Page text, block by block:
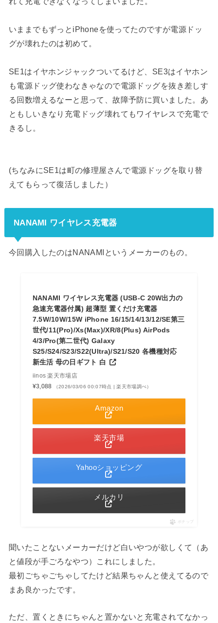
いままでもずっとiPhoneを使ってたのですが電源ドッ
グが壊れたのは初めて。
SE1はイヤホンジャックついてるけど、SE3はイヤホン
も電源ドッグ使わなきゃなので電源ドッグを抜き差しす
る回数増えるなーと思って、故障予防に買いました。あ
ともしいきなり充電ドッグ壊れてもワイヤレスで充電で
きるし。
(ちなみにSE1は町の修理屋さんで電源ドッグを取り替
えてもらって復活しました）
NANAMI ワイヤレス充電器
今回購入したのはNANAMIというメーカーのもの。
NANAMI ワイヤレス充電器 (USB-C 20W出力の
急速充電器付属) 超薄型 置くだけ充電器
7.5W/10W/15W iPhone 16/15/14/13/12/SE第三
世代/11(Pro)/Xs(Max)/XR/8(Plus) AirPods
4/3/Pro(第二世代) Galaxy
S25/S24/S23/S22(Ultra)/S21/S20 各機種対応
新生活 母の日ギフト 白
iinos 楽天市場店
¥3,088
（2026/03/06 00:07時点 | 楽天市場調べ）
Amazon
楽天市場
Yahooショッピング
メルカリ
ポチップ
聞いたことないメーカーだけど白いやつが欲しくて（あ
と値段が手ごろなやつ）これにしました。
最初ごちゃごちゃしてたけど結果ちゃんと使えてるので
まあ良かったです。
ただ、置くときにちゃんと置かないと充電されてなかっ